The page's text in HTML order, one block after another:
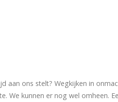
aan ons stelt? Wegkijken in
We kunnen er nog wel omheen.